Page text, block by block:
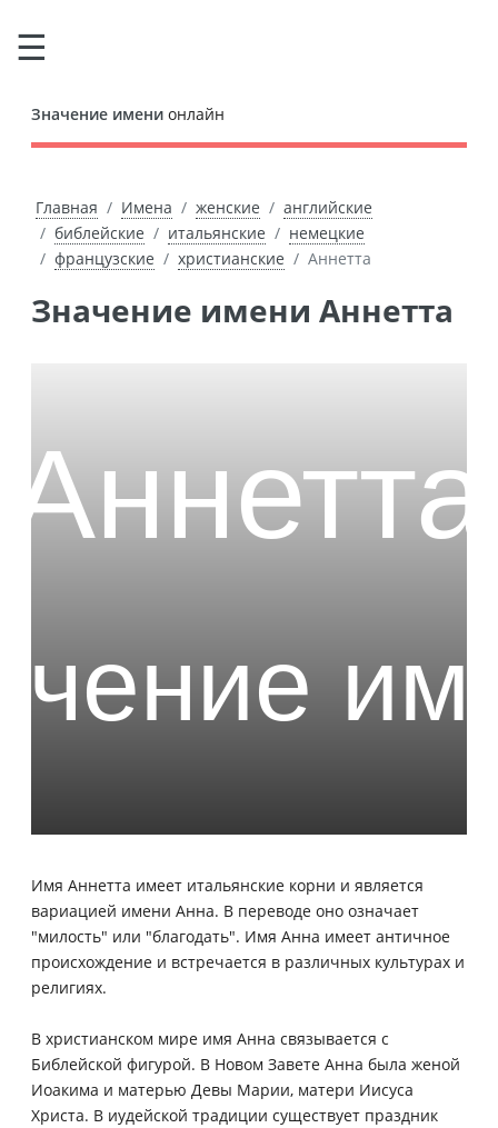
Значение имени онлайн
Главная Имена женские
английские
библейские
итальянские
немецкие
французские
христианские Аннетта
Значение имени Аннетта
Имя Аннетта имеет итальянские корни и является
вариацией имени Анна. В переводе оно означает
"милость" или "благодать". Имя Анна имеет античное
происхождение и встречается в различных культурах и
религиях.
В христианском мире имя Анна связывается с
Библейской фигурой. В Новом Завете Анна была женой
Иоакима и матерью Девы Марии, матери Иисуса
Христа. В иудейской традиции существует праздник